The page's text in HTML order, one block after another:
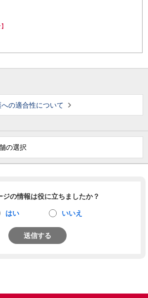
の適合性について
の選択
ジの情報は役に立ちましたか？
はい いいえ
送信する